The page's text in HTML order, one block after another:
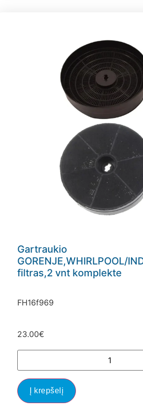
Gartraukio
GORENJE,WHIRLPOOL/
filtras,2 vnt komplekte
FH16f969
23.00€
Į krepšelį